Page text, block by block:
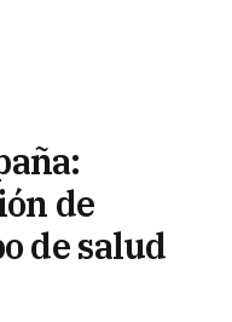
de
de salud